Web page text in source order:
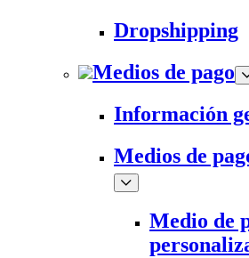
Dropshipping
Medios de pago
Información
Medios de
Medio de